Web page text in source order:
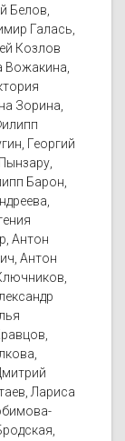
Белов,
Галась,
Козлов
Вожакина,
Зорина,
Георгий
Барон,
Антон
Антон
Лариса